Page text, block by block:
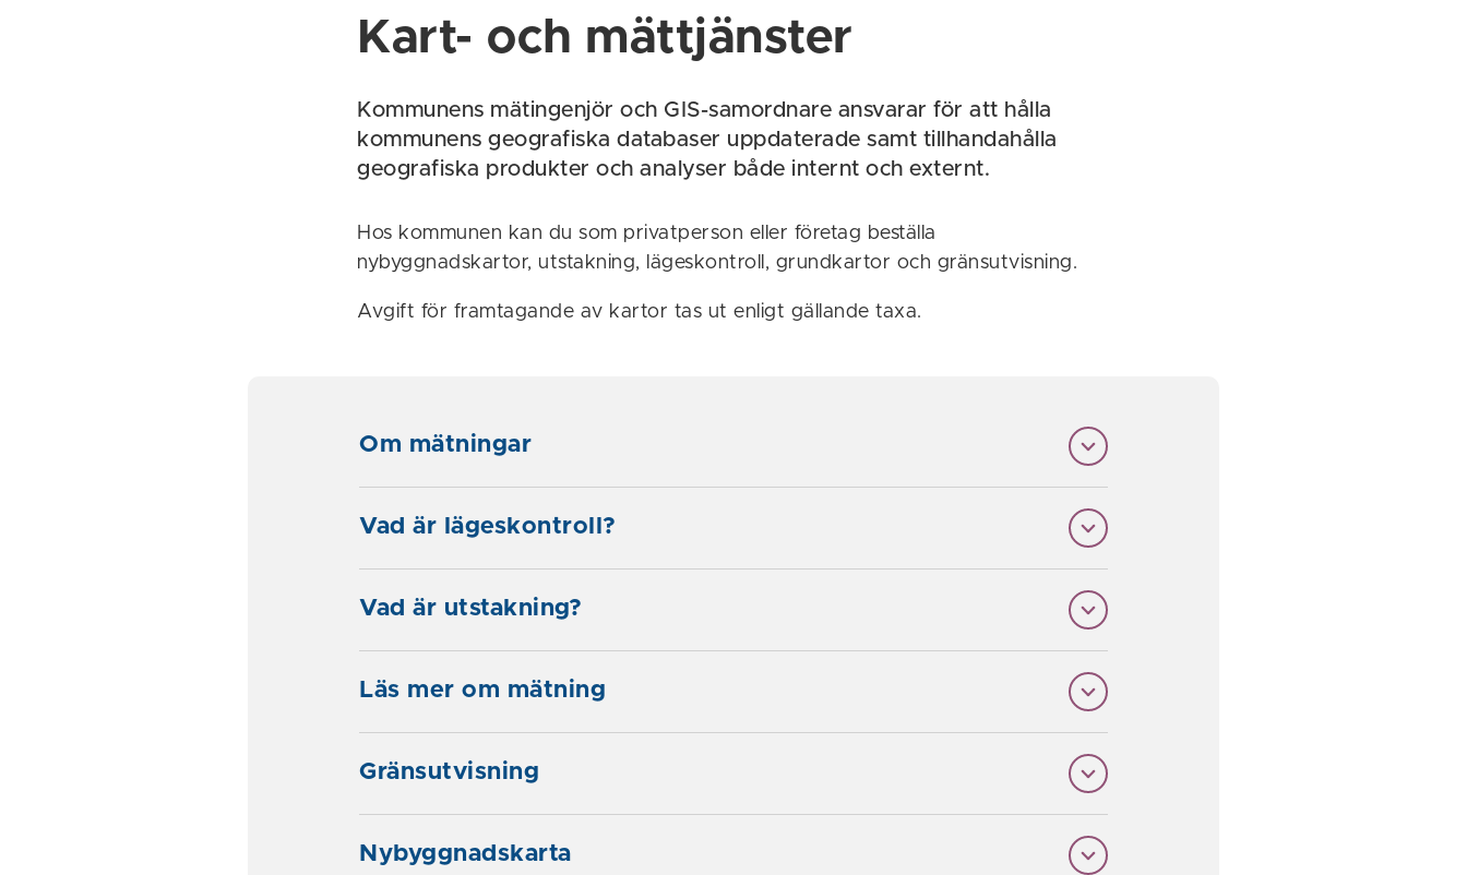
Kart- och mättjänster
Kommunens mätingenjör och GIS-samordnare ansvarar för att hålla
kommunens geografiska databaser uppdaterade samt tillhandahålla
geografiska produkter och analyser både internt och externt.
Hos kommunen kan du som privatperson eller företag beställa
nybyggnadskartor, utstakning, lägeskontroll, grundkartor och gränsutvisning.
Avgift för framtagande av kartor tas ut enligt gällande taxa.
Om mätningar
Vad är lägeskontroll?
Vad är utstakning?
Läs mer om mätning
Gränsutvisning
Nybyggnadskarta